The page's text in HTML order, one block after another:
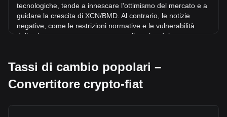
tecnologiche, tende a innescare l'ottimismo del mercato e a
guidare la crescita di XCN/BMD. Al contrario, le notizie
negative, come le restrizioni normative e le vulnerabilità
della sicurezza, possono scatenare il panico del mercato e
Contesto normativo:Le politiche e le normative
governative relative alle criptovalute hanno un impatto
diretto sulla loro accettazione, che a sua volta ne determina
Tassi di cambio popolari –
Convertitore crypto-fiat